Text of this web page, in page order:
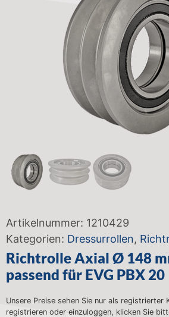
Artikelnummer: 1210429
Kategorien: Dressurrollen,
Richtrolle Axial Ø 148
passend für EVG PBX 20
Unsere Preise sehen Sie nur als registrierter
registrieren oder einzuloggen, klicken Sie